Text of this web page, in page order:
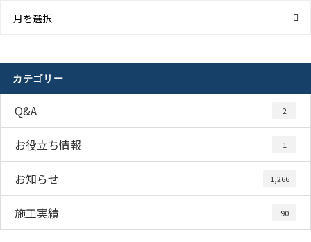
月を選択
カテゴリー
Q&A 2
お役立ち情報 1
お知らせ 1,266
施工実績 90